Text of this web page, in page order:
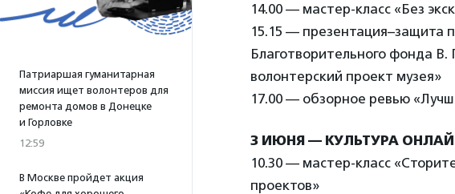
Патриаршая гуманитарная
миссия ищет волонтеров для
ремонта домов в Донецке
и Горловке
12:59
В Москве пройдет акция
14.00 — мастер-класс «Без
15.15 — презентация–защита
Благотворительного фонда
волонтерский проект музея»
17.00 — обзорное ревью
3 ИЮНЯ — КУЛЬТУРА
10.30 — мастер-класс
проектов»